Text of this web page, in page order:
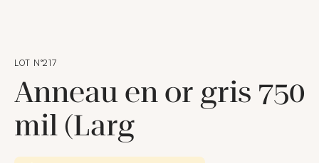
LOT N°217
Anneau en or gris 750
mil (Larg